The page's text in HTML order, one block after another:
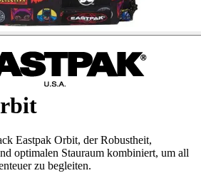
Eastpak Orbit, der Robustheit,
optimalen Stauraum kombiniert, um all
zu begleiten.